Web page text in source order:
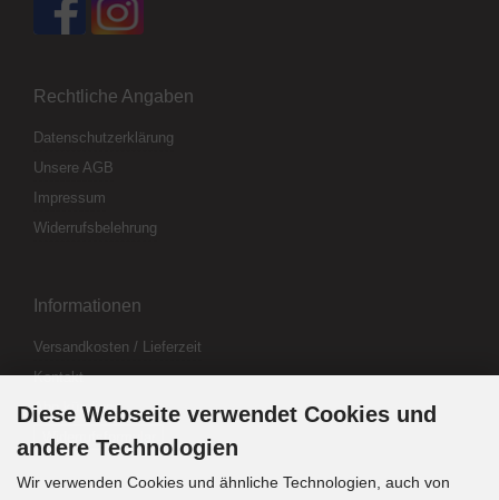
Rechtliche Angaben
Datenschutzerklärung
Unsere AGB
Impressum
Widerrufsbelehrung
Informationen
Versandkosten / Lieferzeit
Kontakt
Abo kündigen
Widerrufsformular
Diese Webseite verwendet Cookies und
andere Technologien
Wir verwenden Cookies und ähnliche Technologien, auch von